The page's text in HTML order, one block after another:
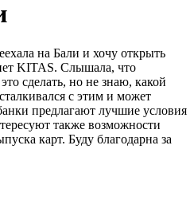
на Бали и хочу открыть
KITAS. Слышала, что
сделать, но не знаю, какой
с этим и может
предлагают лучшие условия
также возможности
карт. Буду благодарна за